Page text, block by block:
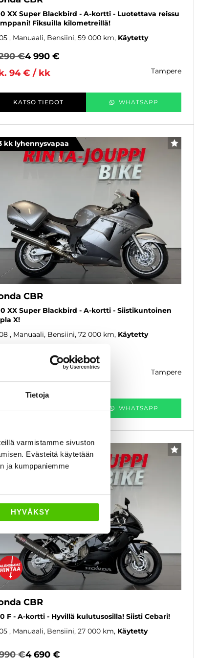
Tietoja
varmistamme sivuston
Evästeitä käytetään
ja kumppaniemme
HYVÄKSY
XX Super Blackbird - A-kortti - Luotettava reissu
Fiksuilla kilometreillä!
, Manuaali, Bensiini, 59 000 km Käytetty
€4 990 €
94 € / kk
tampere
KATSO TIEDOT WHATSAPP
kk lyhennysvapaa SUOSIKKI
CBR
XX Super Blackbird - A-kortti - Siistikuntoinen
X!
, Manuaali, Bensiini, 72 000 km Käytetty
tampere
WHATSAPP
3 kk lyhennysvapaa SUOSIKKI
CBR
F - A-kortti - Hyvillä kulutusosilla! Siisti Cebari!
, Manuaali, Bensiini, 27 000 km Käytetty
€4 690 €